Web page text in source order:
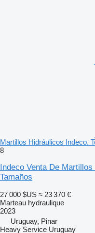
Martillos Hidráulicos Indeco.
8
Indeco Venta De
Tamaños
27 000 $US ≈ 23 370 €
Marteau hydraulique
2023
Uruguay, Pinar
Heavy Service Uruguay